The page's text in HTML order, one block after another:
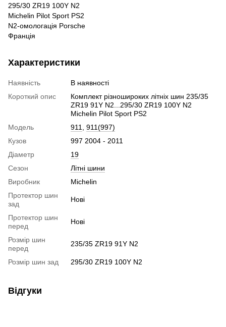
295/30 ZR19 100Y N2
Michelin Pilot Sport PS2
N2-омологація Porsche
Франція
Характеристики
Наявність
В наявності
Короткий опис
Комплект різношироких літніх шин 235/35
ZR19 91Y N2...295/30 ZR19 100Y N2
Michelin Pilot Sport PS2
Модель
911
911(997)
Кузов
997 2004 - 2011
Діаметр
19
Сезон
Літні шини
Виробник
Michelin
Протектор шин
зад
Нові
Протектор шин
перед
Нові
Розмір шин
перед
235/35 ZR19 91Y N2
Розмір шин зад 295/30 ZR19 100Y N2
Відгуки